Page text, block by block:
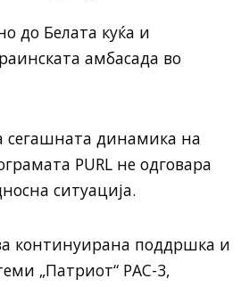
до Белата куќа и
амбасада во
сегашната динамика на
PURL не одговара
ситуација.
континуирана поддршка и
„Патриот“ PAC-3,